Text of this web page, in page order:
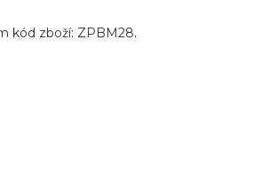
kód zboží: ZPBM28.